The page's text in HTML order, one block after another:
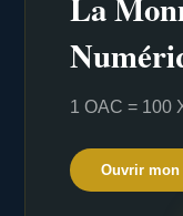
1 OAC = 100
Ouvrir mon